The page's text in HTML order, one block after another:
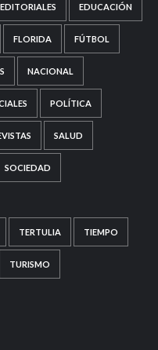
EDITORIALES EDUCACIÓN
FLORIDA FÚTBOL
NACIONAL
POLÍTICA
SALUD
SOCIEDAD
TERTULIA TIEMPO
TURISMO